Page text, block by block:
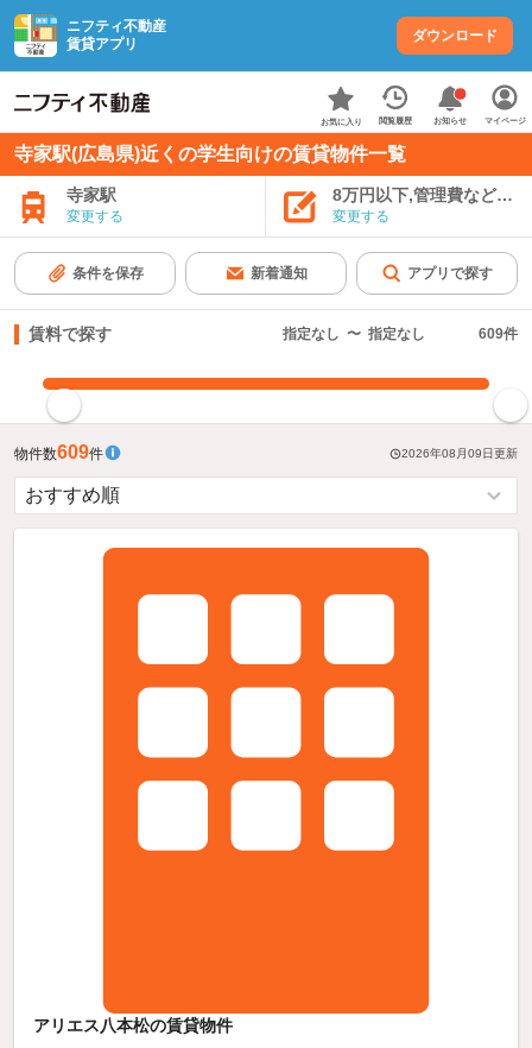
ニフティ不動産
賃貸アプリ
ダウンロード
お気に入り 閲覧履歴 お知らせ マイページ
寺家駅(広島県)近くの学生向けの賃貸物件一覧
寺家駅
変更する
8万円以下,管理費など込み
変更する
条件を保存 新着通知 アプリで探す
賃料で探す 指定なし 〜 指定なし 609件
物件数609件 2026年08月09日更新
アリエス八本松の賃貸物件